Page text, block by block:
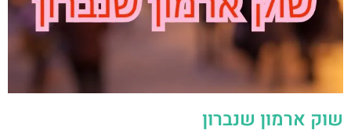
שוק ארמון שנברון